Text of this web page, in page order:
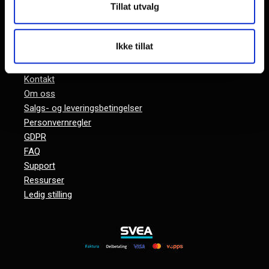
Tillat utvalg
Ikke tillat
salg@globalfiber.no
Kontakt
Om oss
Salgs- og leveringsbetingelser
Personvernregler
GDPR
FAQ
Support
Ressurser
Ledig stilling